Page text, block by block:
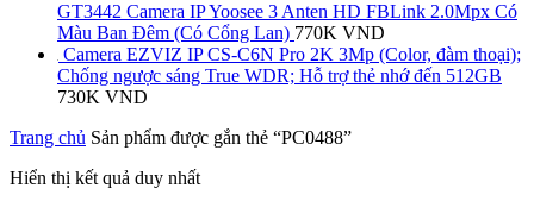
GT3442 Camera IP Yoosee 3 Anten HD FBLink 2.0Mpx Có
Màu Ban Đêm (Có Cổng Lan) 770K VND
Camera EZVIZ IP CS-C6N Pro 2K 3Mp (Color, đàm thoại);
Chống ngược sáng True WDR; Hỗ trợ thẻ nhớ đến 512GB
730K VND
Trang chủ Sản phẩm được gắn thẻ “PC0488”
Hiển thị kết quả duy nhất